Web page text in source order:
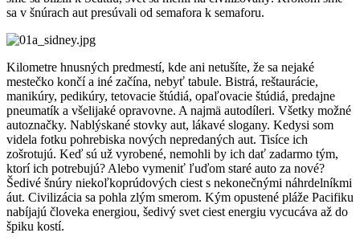
sa v šnúrach aut presúvali od semafora k semaforu.
Kilometre hnusných predmestí, kde ani netušíte, že sa nejaké
mestečko končí a iné začína, nebyť tabule. Bistrá, reštaurácie,
manikúry, pedikúry, tetovacie štúdiá, opaľovacie štúdiá, predajne
pneumatík a všelijaké opravovne. A najmä autodíleri. Všetky možné
autoznačky. Nablýskané stovky aut, lákavé slogany. Kedysi som
videla fotku pohrebiska nových nepredaných aut. Tisíce ich
zošrotujú. Keď sú už vyrobené, nemohli by ich dať zadarmo tým,
ktorí ich potrebujú? Alebo vymeniť ľuďom staré auto za nové?
Šedivé šnúry niekoľkoprúdových ciest s nekonečnými náhrdelníkmi
áut. Civilizácia sa pohla zlým smerom. Kým opustené pláže Pacifiku
nabíjajú človeka energiou, šedivý svet ciest energiu vycucáva až do
špiku kostí.